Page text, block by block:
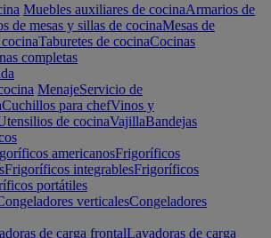
Muebles auxiliares de cocinaArmarios de
de mesas y sillas de cocinaMesas de
Taburetes de cocinaCocinas
completas
MenajeServicio de
Cuchillos para chefVinos y
de cocinaVajillaBandejas
americanosFrigoríficos
Frigoríficos integrablesFrigoríficos
portátiles
verticalesCongeladores
de carga frontalLavadoras de carga